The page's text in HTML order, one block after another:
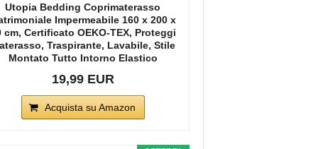
Utopia Bedding Coprimaterasso
Impermeabile 160 x 200 x
cm, Certificato OEKO-TEX, Proteggi
Traspirante, Lavabile, Stile
Montato Tutto Intorno Elastico
19,99 EUR
Acquista su Amazon